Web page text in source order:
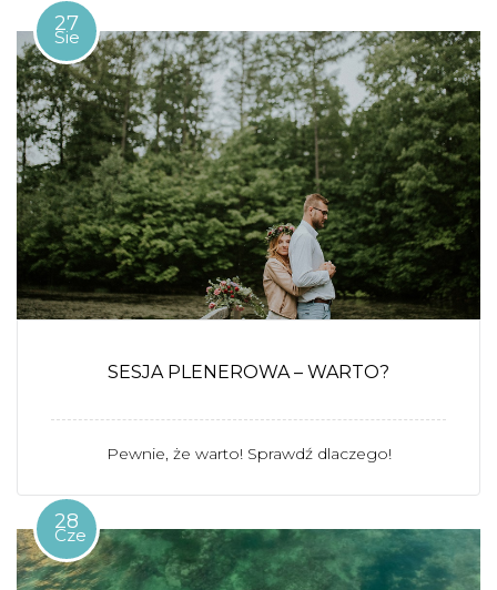
27
Sie
SESJA PLENEROWA – WARTO?
Pewnie, że warto! Sprawdź dlaczego!
28
Cze